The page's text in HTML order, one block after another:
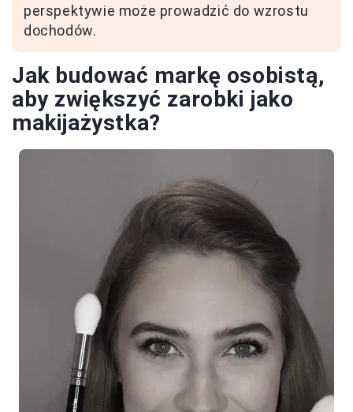
perspektywie może prowadzić do wzrostu
dochodów.
Jak budować markę osobistą,
aby zwiększyć zarobki jako
makijażystka?